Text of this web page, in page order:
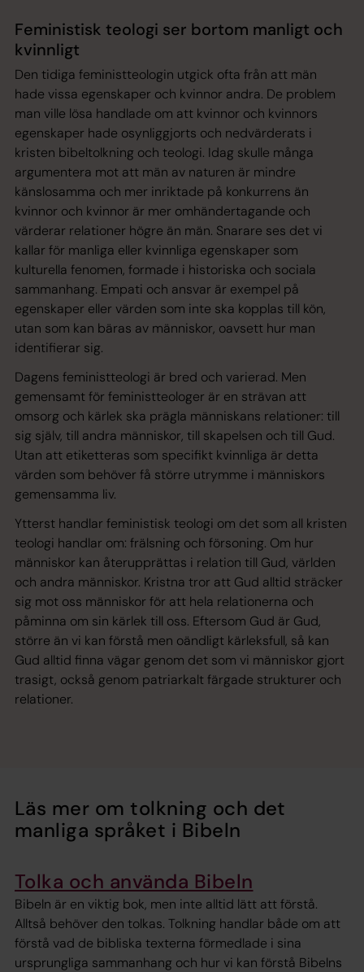
Feministisk teologi ser bortom manligt och
kvinnligt
Den tidiga feministteologin utgick ofta från att män
hade vissa egenskaper och kvinnor andra. De problem
man ville lösa handlade om att kvinnor och kvinnors
egenskaper hade osynliggjorts och nedvärderats i
kristen bibeltolkning och teologi. Idag skulle många
argumentera mot att män av naturen är mindre
känslosamma och mer inriktade på konkurrens än
kvinnor och kvinnor är mer omhändertagande och
värderar relationer högre än män. Snarare ses det vi
kallar för manliga eller kvinnliga egenskaper som
kulturella fenomen, formade i historiska och sociala
sammanhang. Empati och ansvar är exempel på
egenskaper eller värden som inte ska kopplas till kön,
utan som kan bäras av människor, oavsett hur man
identifierar sig.
Dagens feministteologi är bred och varierad. Men
gemensamt för feministteologer är en strävan att
omsorg och kärlek ska prägla människans relationer: till
sig själv, till andra människor, till skapelsen och till Gud.
Utan att etiketteras som specifikt kvinnliga är detta
värden som behöver få större utrymme i människors
gemensamma liv.
Ytterst handlar feministisk teologi om det som all kristen
teologi handlar om: frälsning och försoning. Om hur
människor kan återupprättas i relation till Gud, världen
och andra människor. Kristna tror att Gud alltid sträcker
sig mot oss människor för att hela relationerna och
påminna om sin kärlek till oss. Eftersom Gud är Gud,
större än vi kan förstå men oändligt kärleksfull, så kan
Gud alltid finna vägar genom det som vi människor gjort
trasigt, också genom patriarkalt färgade strukturer och
relationer.
Läs mer om tolkning och det
manliga språket i Bibeln
Tolka och använda Bibeln
Bibeln är en viktig bok, men inte alltid lätt att förstå.
Alltså behöver den tolkas. Tolkning handlar både om att
förstå vad de bibliska texterna förmedlade i sina
ursprungliga sammanhang och hur vi kan förstå Bibelns